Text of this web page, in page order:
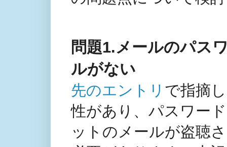
問題1.メールのパス
ルがない
先のエントリ で指摘
性があり、パスワー
ットのメールが盗聴